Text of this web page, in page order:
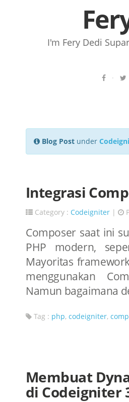
I'm Fery Dedi
·
Blog Post under
Integrasi
Category : Codeigniter |
Composer saat ini
PHP modern,
Mayoritas
menggunakan
Namun bagaimana
Tag : php, codeigniter,
Membuat
di Codeigniter